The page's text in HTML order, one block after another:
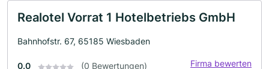
Realotel Vorrat 1 Hotelbetriebs GmbH
Bahnhofstr. 67, 65185 Wiesbaden
0.0 (0 Bewertungen) Firma bewerten